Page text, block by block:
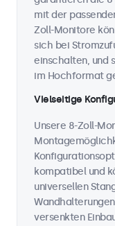
mit der
Zoll-Monitore
sich bei
einschalten, und
im Hochformat
Vielseitige
Unsere 8-Zoll-
kompatibel und
universellen
versenkten